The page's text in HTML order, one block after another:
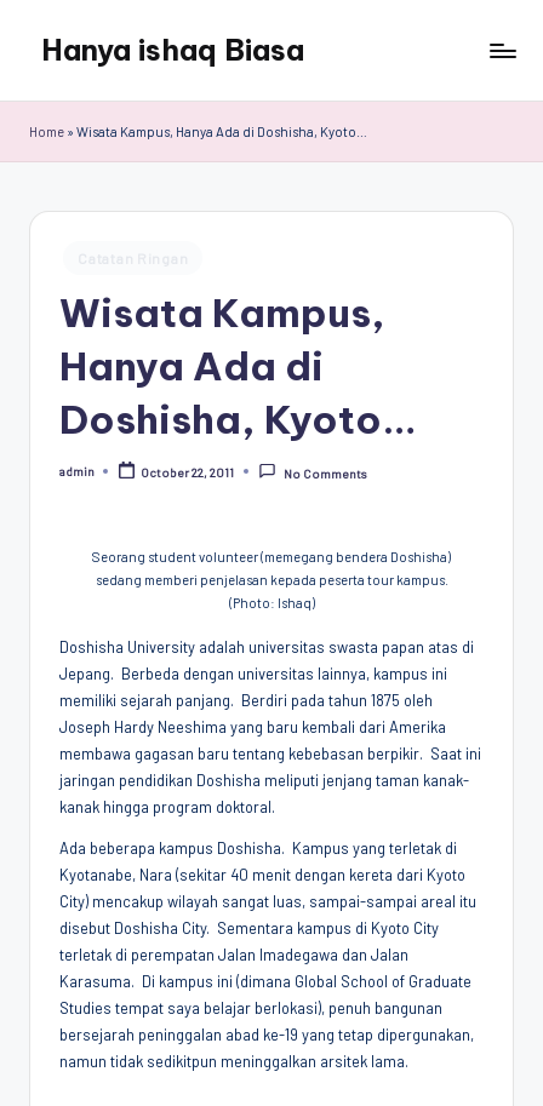
content
Hanya ishaq Biasa
Humas
Center
Peace,
(CPCD)
Penggiat
Komunitas
Diplomasi
Kota
Indonesia
Home » Wisata Kampus, Hanya Ada di Doshisha, Kyoto…
Wisata Kampus,
Hanya Ada di
Doshisha, Kyoto…
Posted
admin October 22, 2011 No Comments
Seorang student volunteer (memegang bendera Doshisha)
sedang memberi penjelasan kepada peserta tour kampus.
(Photo: Ishaq)
Doshisha University adalah universitas swasta papan atas di
Jepang. Berbeda dengan universitas lainnya, kampus ini
memiliki sejarah panjang. Berdiri pada tahun 1875 oleh
Joseph Hardy Neeshima yang baru kembali dari Amerika
membawa gagasan baru tentang kebebasan berpikir. Saat ini
jaringan pendidikan Doshisha meliputi jenjang taman kanak-
kanak hingga program doktoral.
Ada beberapa kampus Doshisha. Kampus yang terletak di
Kyotanabe, Nara (sekitar 40 menit dengan kereta dari Kyoto
City) mencakup wilayah sangat luas, sampai-sampai areal itu
disebut Doshisha City. Sementara kampus di Kyoto City
terletak di perempatan Jalan Imadegawa dan Jalan
Karasuma. Di kampus ini (dimana Global School of Graduate
Studies tempat saya belajar berlokasi), penuh bangunan
bersejarah peninggalan abad ke-19 yang tetap dipergunakan,
namun tidak sedikitpun meninggalkan arsitek lama.